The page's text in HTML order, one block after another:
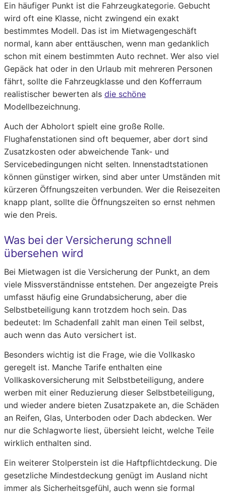
Ein häufiger Punkt ist die Fahrzeugkategorie. Gebucht
wird oft eine Klasse, nicht zwingend ein exakt
bestimmtes Modell. Das ist im Mietwagengeschäft
normal, kann aber enttäuschen, wenn man gedanklich
schon mit einem bestimmten Auto rechnet. Wer also viel
Gepäck hat oder in den Urlaub mit mehreren Personen
fährt, sollte die Fahrzeugklasse und den Kofferraum
realistischer bewerten als die schöne
Modellbezeichnung.
Auch der Abholort spielt eine große Rolle.
Flughafenstationen sind oft bequemer, aber dort sind
Zusatzkosten oder abweichende Tank- und
Servicebedingungen nicht selten. Innenstadtstationen
können günstiger wirken, sind aber unter Umständen mit
kürzeren Öffnungszeiten verbunden. Wer die Reisezeiten
knapp plant, sollte die Öffnungszeiten so ernst nehmen
wie den Preis.
Was bei der Versicherung schnell
übersehen wird
Bei Mietwagen ist die Versicherung der Punkt, an dem
viele Missverständnisse entstehen. Der angezeigte Preis
umfasst häufig eine Grundabsicherung, aber die
Selbstbeteiligung kann trotzdem hoch sein. Das
bedeutet: Im Schadenfall zahlt man einen Teil selbst,
auch wenn das Auto versichert ist.
Besonders wichtig ist die Frage, wie die Vollkasko
geregelt ist. Manche Tarife enthalten eine
Vollkaskoversicherung mit Selbstbeteiligung, andere
werben mit einer Reduzierung dieser Selbstbeteiligung,
und wieder andere bieten Zusatzpakete an, die Schäden
an Reifen, Glas, Unterboden oder Dach abdecken. Wer
nur die Schlagworte liest, übersieht leicht, welche Teile
wirklich enthalten sind.
Ein weiterer Stolperstein ist die Haftpflichtdeckung. Die
gesetzliche Mindestdeckung genügt im Ausland nicht
immer als Sicherheitsgefühl, auch wenn sie formal